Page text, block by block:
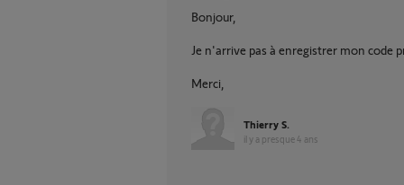
Bonjour,
Je n'arrive pas à enregistrer mon code
Merci,
Thierry S.
il y a presque 4 ans